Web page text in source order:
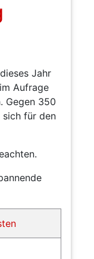
Jahr
Aufrage
Gegen 350
sich für den